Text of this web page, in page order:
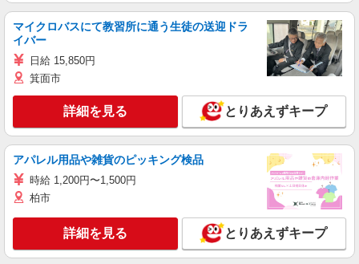
マイクロバスにて教習所に通う生徒の送迎ドラ
イバー
日給 15,850円
箕面市
詳細を見る とりあえずキープ
アパレル用品や雑貨のピッキング検品
時給 1,200円〜1,500円
柏市
詳細を見る とりあえずキープ